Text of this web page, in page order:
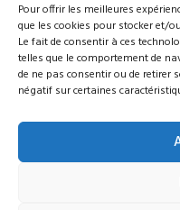
Pour offrir les meilleures
que les cookies pour stocker et/
Le fait de consentir à ces
telles que le comportement de
de ne pas consentir ou de retirer
négatif sur certaines
Taille max. des fichiers : 5 MB.